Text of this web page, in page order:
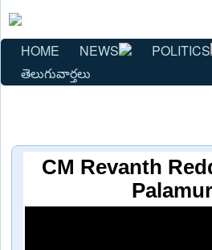
HOME NEWS POLITICS
తెలుగువార్తలు
CM Revanth